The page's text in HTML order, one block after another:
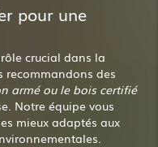
pour une
crucial dans la
recommandons des
armé ou le bois certifié
Notre équipe vous
mieux adaptés aux